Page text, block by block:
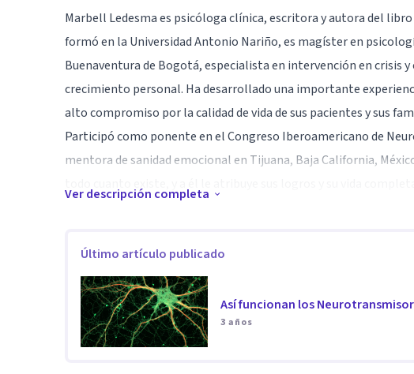
Marbell Ledesma es psicóloga clínica, escritora y autora del
formó en la Universidad Antonio Nariño, es magíster en
Buenaventura de Bogotá, especialista en intervención en crisis
crecimiento personal. Ha desarrollado una importante
alto compromiso por la calidad de vida de sus pacientes y sus
Participó como ponente en el Congreso Iberoamericano de
mentora de sanidad emocional en Tijuana, Baja California,
Magister en psicología clínica.
Especialista en intervención en situaciones de crisis.
Terapeuta de parejas.
experta en autoestima, relaciones sanas y crecimiento personal.
Ver descripción completa
Último artículo publicado
Así funcionan los
3 años